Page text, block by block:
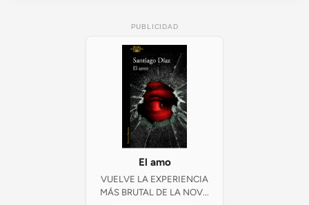
PUBLICIDAD
El amo
VUELVE LA EXPERIENCIA
MÁS BRUTAL DE LA NOV...